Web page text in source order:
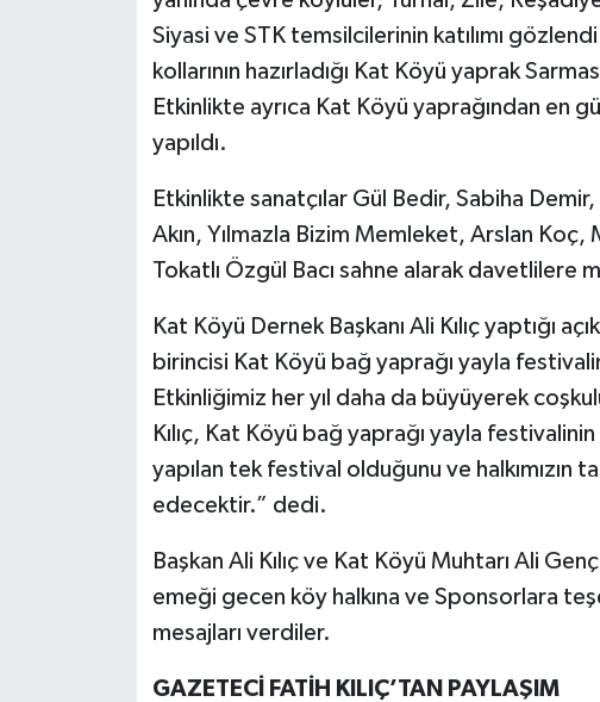
Siyasi ve STK temsilcilerinin katılımı
kollarının hazırladığı Kat Köyü yaprak
Etkinlikte ayrıca Kat Köyü yaprağından en
yapıldı.
Etkinlikte sanatçılar Gül Bedir, Sabiha
Akın, Yılmazla Bizim Memleket, Arslan Koç,
Tokatlı Özgül Bacı sahne alarak davetlilere
Kat Köyü Dernek Başkanı Ali Kılıç yaptığı
birincisi Kat Köyü bağ yaprağı yayla
Etkinliğimiz her yıl daha da büyüyerek
Kılıç, Kat Köyü bağ yaprağı yayla
yapılan tek festival olduğunu ve halkımızın
edecektir.” dedi.
Başkan Ali Kılıç ve Kat Köyü Muhtarı Ali
emeği gecen köy halkına ve Sponsorlara
mesajları verdiler.
GAZETECİ FATİH KILIÇ’TAN PAYLAŞIM